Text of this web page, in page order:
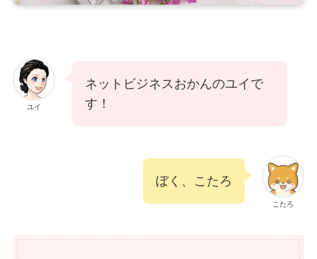
ユイ
ネットビジネスおかんのユイで
す！
こたろ
ぼく、こたろ